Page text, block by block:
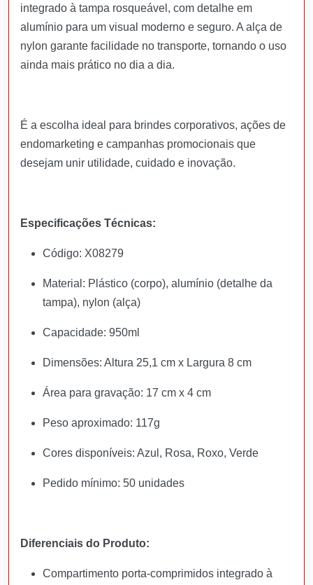
integrado à tampa rosqueável, com detalhe em
alumínio para um visual moderno e seguro. A alça de
nylon garante facilidade no transporte, tornando o uso
ainda mais prático no dia a dia.
É a escolha ideal para brindes corporativos, ações de
endomarketing e campanhas promocionais que
desejam unir utilidade, cuidado e inovação.
Especificações Técnicas:
Código: X08279
Material: Plástico (corpo), alumínio (detalhe da
tampa), nylon (alça)
Capacidade: 950ml
Dimensões: Altura 25,1 cm x Largura 8 cm
Área para gravação: 17 cm x 4 cm
Peso aproximado: 117g
Cores disponíveis: Azul, Rosa, Roxo, Verde
Pedido mínimo: 50 unidades
Diferenciais do Produto:
Compartimento porta-comprimidos integrado à